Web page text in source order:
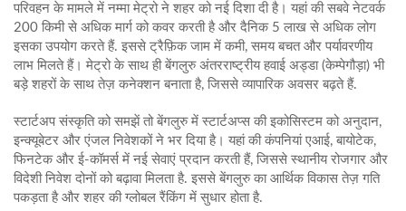
परिवहन के मामले में नम्मा मेट्रोने शहर को नई दिशा दी है। यहां की सबवे नेटवर्क
200 किमी से अधिक मार्ग को कवर करती है और दैनिक 5 लाख से अधिक लोग
इसका उपयोग करते हैं. इससे ट्रैफ़िक जाम में कमी, समय बचत और पर्यावरणीय
लाभ मिलते हैं। मेट्रो के साथ ही बेंगलुरु अंतरराष्ट्रीय हवाई अड्डा (केम्पेगौड़ा) भी
बड़े शहरों के साथ तेज़ कनेक्शन बनाता है, जिससे व्यापारिक अवसर बढ़ते हैं.
स्टार्टअप संस्कृति को समझें तो बेंगलुरु में स्टार्टअप्स की इकोसिस्टम को अनुदान,
इन्क्यूबेटर और एंजल निवेशकों ने भर दिया है। यहां की कंपनियां एआई, बायोटेक,
फिनटेक और ई-कॉमर्स में नई सेवाएं प्रदान करती हैं, जिससे स्थानीय रोजगार और
विदेशी निवेश दोनों को बढ़ावा मिलता है. इससे बेंगलुरु का आर्थिक विकास तेज़ गति
पकड़ता है और शहर की ग्लोबल रैंकिंग में सुधार होता है.